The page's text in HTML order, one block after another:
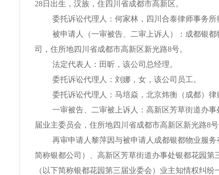
28日出生，汉族，住四川省成都市高新区。
委托诉讼代理人：何家林，四川合泰律师事务所
被申请人（一审被告、二审上诉人）：成都银
司，住所地四川省成都市高新区新光路8号。
法定代表人：田昕，该公司总经理。
委托诉讼代理人：刘娜，女，该公司员工。
委托诉讼代理人：马培焱，北京炜衡（成都）
一审被告、二审被上诉人：高新区芳草街道办
届业主委员会，住所地四川省成都市高新区新光路8
再审申请人黎萍因与被申请人成都银都物业服
简称银都公司）、高新区芳草街道办事处银都花园第
（以下简称银都花园第三届业委会）业主知情权纠纷